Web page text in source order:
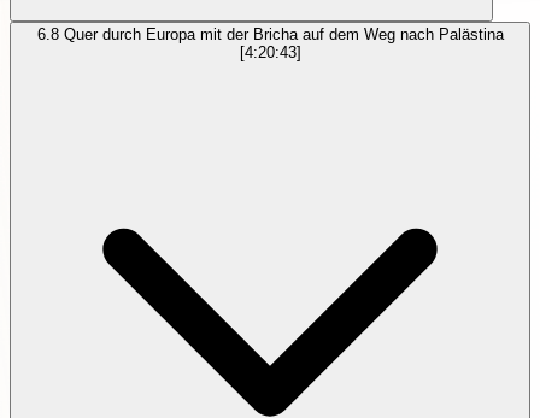
6.8 Quer durch Europa mit der Bricha auf dem Weg nach Palästina
[4:20:43]